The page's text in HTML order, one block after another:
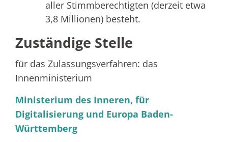
aller Stimmberechtigten (derzeit etwa
3,8 Millionen) besteht.
Zuständige Stelle
für das Zulassungsverfahren: das
Innenministerium
Ministerium des Inneren, für
Digitalisierung und Europa Baden-
Württemberg